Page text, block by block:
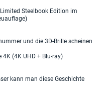
Steelbook Edition im
und die 3D-Brille scheinen
4K (4K UHD + Blu-ray)
kann man diese Geschichte